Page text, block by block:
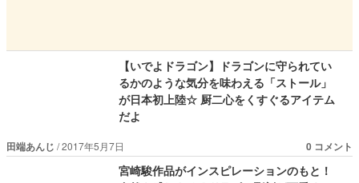
【いでよドラゴン】ドラゴンに守られてい
るかのような気分を味わえる「ストール」
が日本初上陸☆ 厨二心をくすぐるアイテム
だよ
田端あんじ 2017年5月7日 0 コメント
宮崎駿作品がインスピレーションのもと！